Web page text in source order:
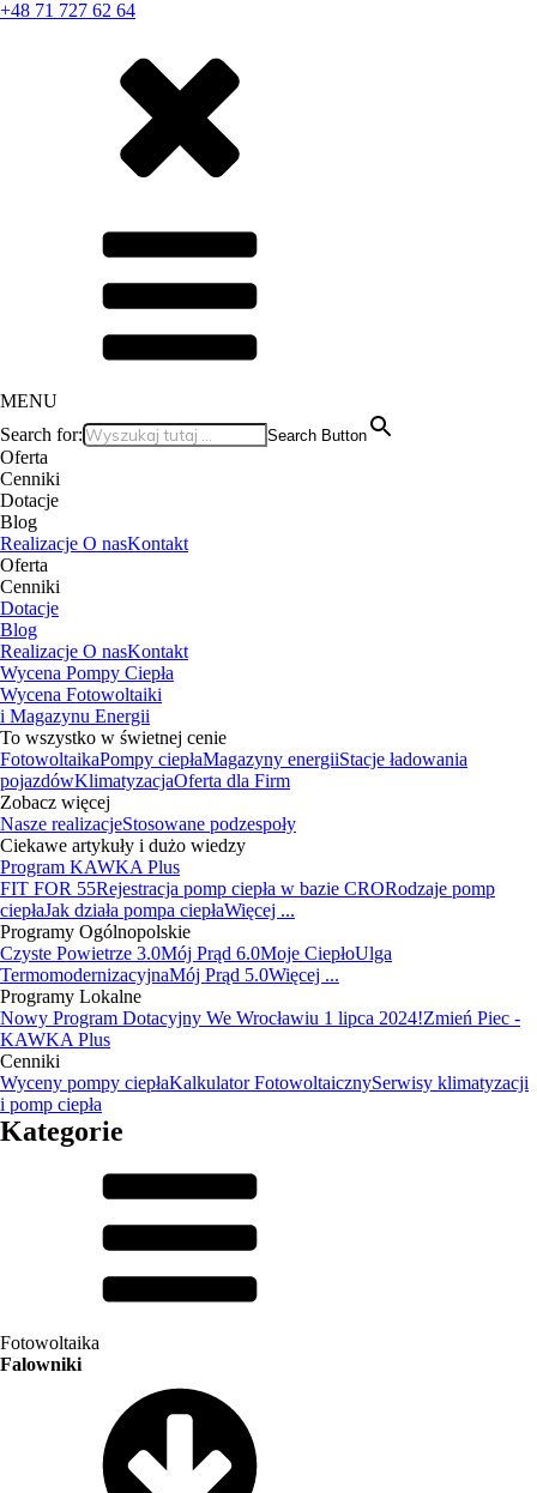
+48 71 727 62 64
MENU
Search for:
Search Button
Oferta
Cenniki
Dotacje
Blog
Realizacje O nasKontakt
Oferta
Cenniki
Dotacje
Blog
Realizacje O nasKontakt
Wycena Pompy Ciepła
Wycena Fotowoltaiki
i Magazynu Energii
To wszystko w świetnej cenie
FotowoltaikaPompy ciepłaMagazyny energiiStacje ładowania
pojazdówKlimatyzacjaOferta dla Firm
Zobacz więcej
Nasze realizacjeStosowane podzespoły
Ciekawe artykuły i dużo wiedzy
Program KAWKA Plus
FIT FOR 55Rejestracja pomp ciepła w bazie CRORodzaje pomp
ciepłaJak działa pompa ciepłaWięcej ...
Programy Ogólnopolskie
Czyste Powietrze 3.0Mój Prąd 6.0Moje CiepłoUlga
TermomodernizacyjnaMój Prąd 5.0Więcej ...
Programy Lokalne
Nowy Program Dotacyjny We Wrocławiu 1 lipca 2024!Zmień Piec -
KAWKA Plus
Cenniki
Wyceny pompy ciepłaKalkulator FotowoltaicznySerwisy klimatyzacji
i pomp ciepła
Kategorie
Fotowoltaika
Falowniki